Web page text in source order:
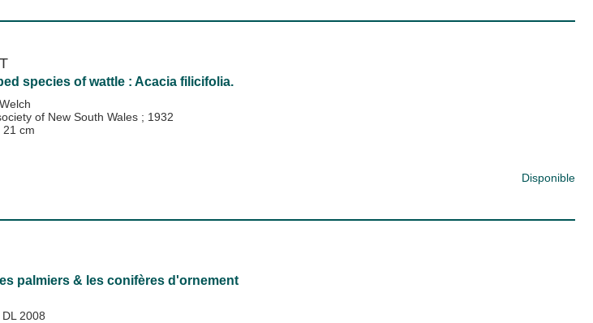
species of wattle : Acacia filicifolia.
of New South Wales ; 1932
21 cm
Disponible
palmiers & les conifères d'ornement
DL 2008